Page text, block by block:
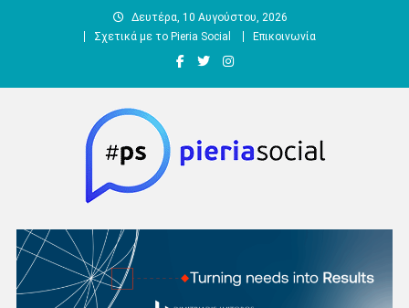
Δευτέρα, 10 Αυγούστου, 2026
Σχετικά με το Pieria Social
Επικοινωνία
Pieria Social